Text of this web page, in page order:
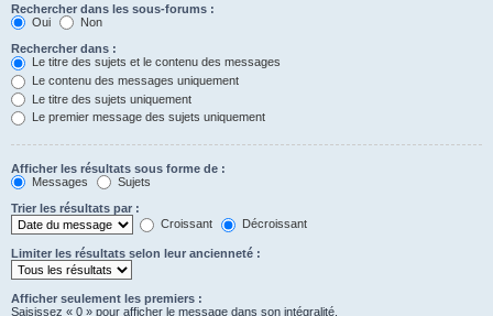
Rechercher dans les sous-forums :
Oui
Non
Rechercher dans :
Le titre des sujets et le contenu des messages
Le contenu des messages uniquement
Le titre des sujets uniquement
Le premier message des sujets uniquement
Afficher les résultats sous forme de :
Messages
Sujets
Trier les résultats par :
Croissant
Décroissant
Limiter les résultats selon leur ancienneté :
Afficher seulement les premiers :
Saisissez « 0 » pour afficher le message dans son intégralité.